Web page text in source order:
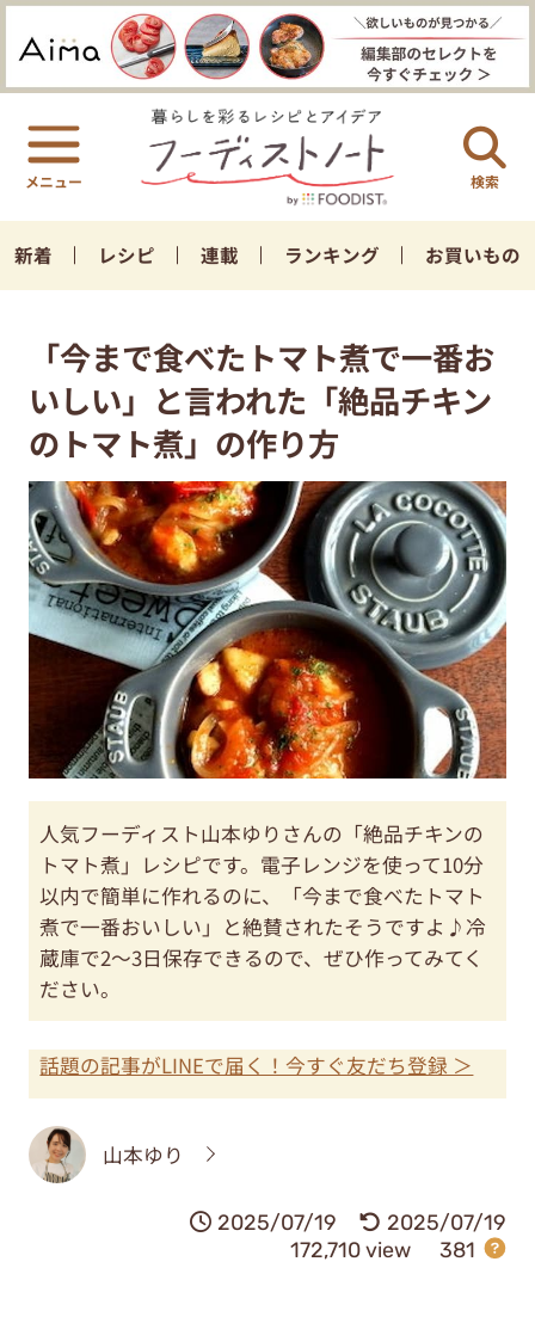
検索
新着 レシピ 連載 ランキング お買いもの
「今まで食べたトマト煮で一番お
いしい」と言われた「絶品チキン
のトマト煮」の作り方
人気フーディスト山本ゆりさんの「絶品チキンの
トマト煮」レシピです。電子レンジを使って10分
以内で簡単に作れるのに、「今まで食べたトマト
煮で一番おいしい」と絶賛されたそうですよ♪冷
蔵庫で2～3日保存できるので、ぜひ作ってみてく
ださい。
話題の記事がLINEで届く！今すぐ友だち登録 ＞
山本ゆり
2025/07/19
2025/07/19
172,710 view
381